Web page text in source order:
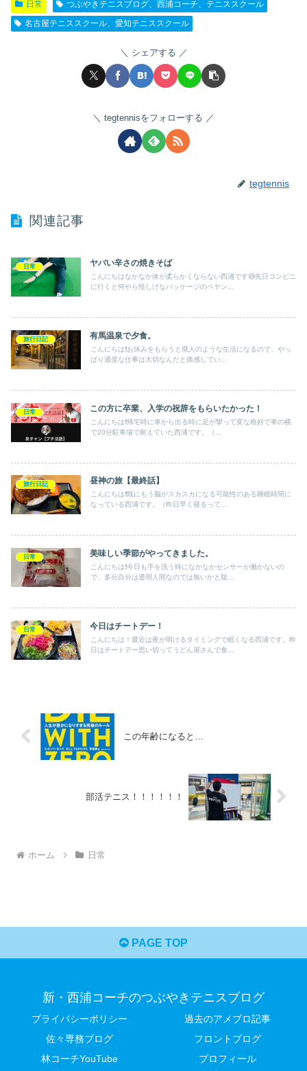
日常
つぶやきテニスブログ、西浦コーチ、テニススクール
名古屋テニススクール、愛知テニススクール
シェアする
tegtennisをフォローする
tegtennis
関連記事
日常 ヤバい辛さの焼きそば
こんにちはなかなか体が柔らかくならない西浦です😅先日コンビニ
に行くと何やら怪しげなパッケージのペヤン...
旅行日記 有馬温泉で夕食。
こんにちは❗️お休みをもらうと廃人のような生活になるので、やっ
ぱり適度な仕事は大切なんだと痛感してい...
日常 この方に卒業、入学の祝辞をもらいたかった！
こんにちは❗️帰宅時に車から出る時に足が攣って変な格好で車の横
で20分駐車場で耐えていた西浦です。（...
旅行日記 昼神の旅【最終話】
こんにちは❗️既にもう脳がスカスカになる可能性のある睡眠時間に
なっている西浦です。（昨日早く寝るって...
日常 美味しい季節がやってきました。
こんにちは❗️今日も手を洗う時になかなかセンサーが働かないの
で、多分自分は透明人間なのでは無いかと疑...
日常 今日はチートデー！
こんにちは！最近は夜が明けるタイミングで眠くなる西浦です。昨
日はチートデー思い切ってうどん屋さんで食...
この年齢になると…
部活テニス！！！！！！
ホーム 日常
PAGE TOP
新・西浦コーチのつぶやきテニスブログ
プライバシーポリシー
過去のアメブロ記事
佐々専務ブログ
フロントブログ
林コーチYouTube
プロフィール